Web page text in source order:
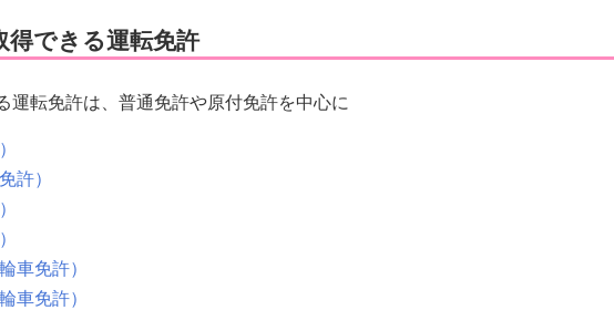
得できる運転免許
運転免許は、普通免許や原付免許を中心に
許）
車免許）
車免許）